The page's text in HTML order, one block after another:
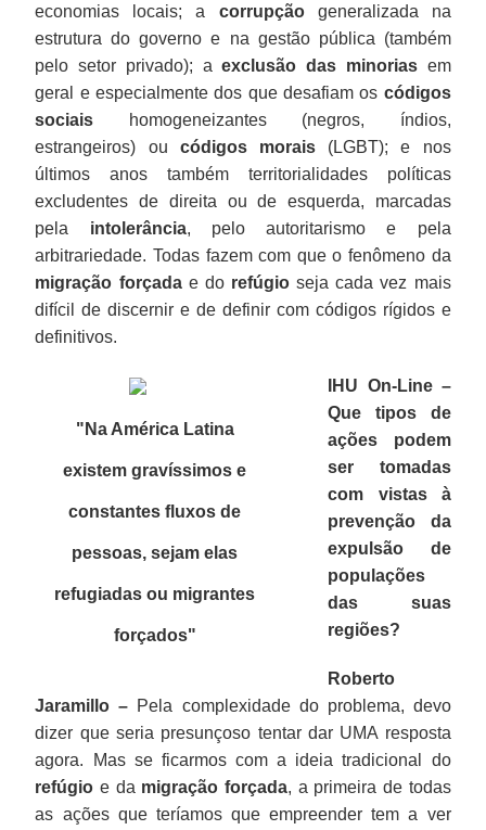
economias locais; a corrupçãogeneralizada na
estrutura do governo e na gestão pública (também
pelo setor privado); aexclusão das minoriasem
geral e especialmente dos que desafiam os códigos
sociais homogeneizantes (negros, índios,
estrangeiros) ou códigos morais (LGBT); e nos
últimos anos também territorialidades políticas
excludentes de direita ou de esquerda, marcadas
pela intolerância, pelo autoritarismo e pela
arbitrariedade. Todas fazem com que o fenômeno da
migração forçadae do refúgio seja cada vez mais
difícil de discernir e de definir com códigos rígidos e
definitivos.
"Na América Latina
existem gravíssimos e
constantes fluxos de
pessoas, sejam elas
refugiadas ou migrantes
forçados"
IHU On-Line –
Que tipos de
ações podem
ser tomadas
com vistas à
prevenção da
expulsão de
populações
das suas
regiões?
Roberto
Jaramillo – Pela complexidade do problema, devo
dizer que seria presunçoso tentar dar UMA resposta
agora. Mas se ficarmos com a ideia tradicional do
refúgio e da migração forçada, a primeira de todas
as ações que teríamos que empreender tem a ver